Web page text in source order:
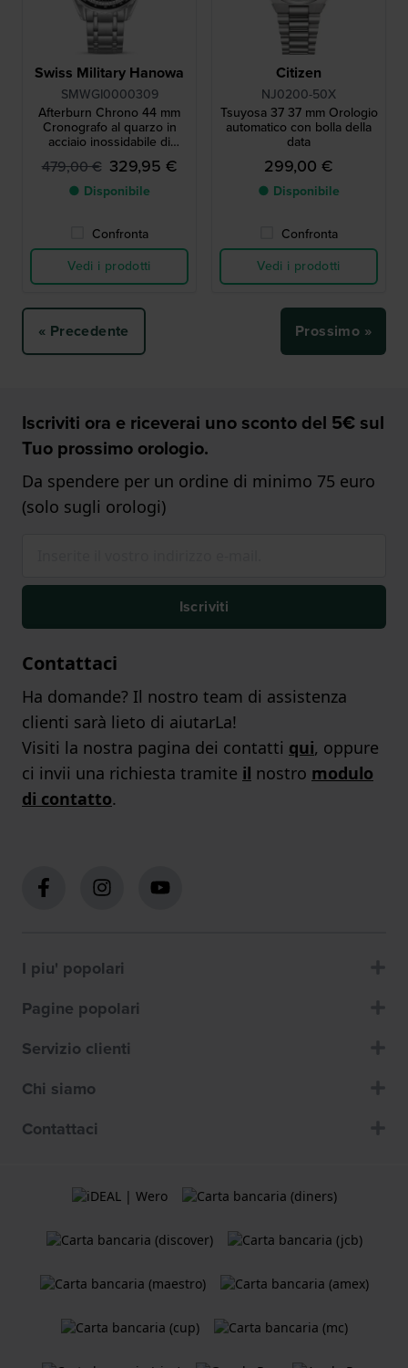
Swiss Military Hanowa
SMWGI0000309
Afterburn Chrono 44 mm
Cronografo al quarzo in
acciaio inossidabile di
fabbricazione svizzera
479,00 € 329,95 €
● Disponibile
Confronta
Vedi i prodotti
Citizen
NJ0200-50X
Tsuyosa 37 37 mm Orologio
automatico con bolla della
data
299,00 €
● Disponibile
Confronta
Vedi i prodotti
« Precedente Prossimo »
Iscriviti ora e riceverai uno sconto del 5€ sul
Tuo prossimo orologio.
Da spendere per un ordine di minimo 75 euro
(solo sugli orologi)
Iscriviti
Contattaci
Ha domande? Il nostro team di assistenza
clienti sarà lieto di aiutarLa!
Visiti la nostra pagina dei contatti qui, oppure
ci invii una richiesta tramite il nostro modulo
di contatto.
I piu' popolari
Pagine popolari
Servizio clienti
Chi siamo
Contattaci